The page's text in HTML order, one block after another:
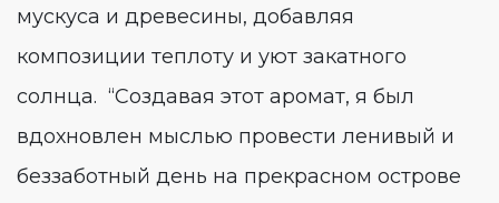
мускуса и древесины, добавляя
композиции теплоту и уют закатного
солнца. “Создавая этот аромат, я был
вдохновлен мыслью провести ленивый и
беззаботный день на прекрасном острове